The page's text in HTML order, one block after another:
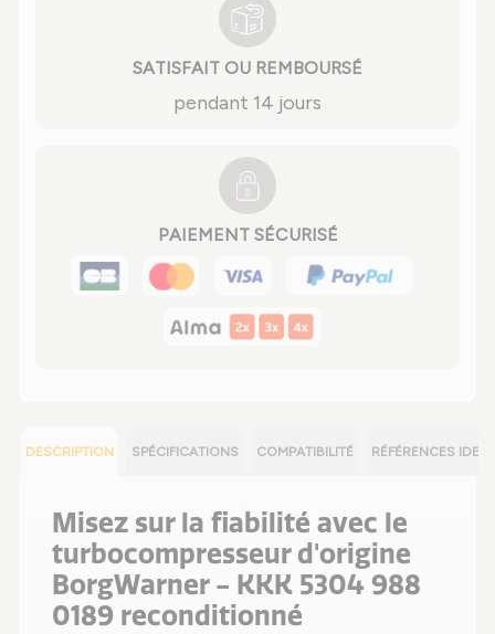
SATISFAIT OU REMBOURSÉ
pendant 14 jours
PAIEMENT SÉCURISÉ
DESCRIPTION SPÉCIFICATIONS COMPATIBILITÉ RÉFÉRENCES
Misez sur la fiabilité avec le
turbocompresseur d'origine
BorgWarner - KKK 5304 988
0189 reconditionné